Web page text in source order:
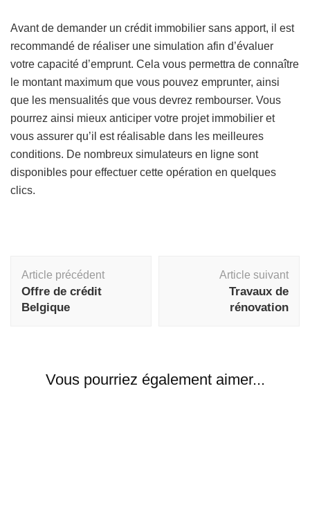
Avant de demander un crédit immobilier sans apport, il est
recommandé de réaliser une simulation afin d’évaluer
votre capacité d’emprunt. Cela vous permettra de connaître
le montant maximum que vous pouvez emprunter, ainsi
que les mensualités que vous devrez rembourser. Vous
pourrez ainsi mieux anticiper votre projet immobilier et
vous assurer qu’il est réalisable dans les meilleures
conditions. De nombreux simulateurs en ligne sont
disponibles pour effectuer cette opération en quelques
clics.
d'article
Article précédent
Offre de crédit
Belgique
Article suivant
Travaux de
rénovation
Vous pourriez également aimer...